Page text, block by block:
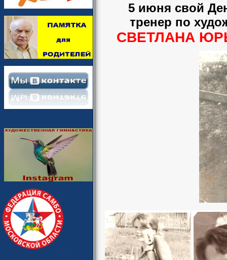
5 июня свой
тренер по
СВЕТЛАНА